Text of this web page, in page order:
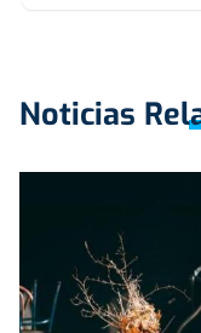
Noticias